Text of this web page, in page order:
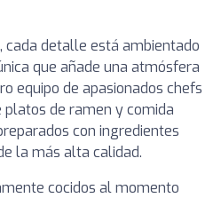
cada detalle está ambientado
que añade una atmósfera
equipo de apasionados chefs
de ramen y comida
con ingredientes
la más alta calidad.
cocidos al momento